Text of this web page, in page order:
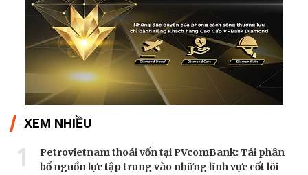
XEM NHIỀU
1
Petrovietnam thoái vốn tại PVcomBank: Tái phân
bổ nguồn lực tập trung vào những lĩnh vực cốt lõi